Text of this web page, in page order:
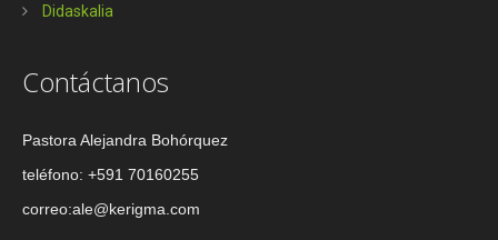
Didaskalia
Contáctanos
Pastora Alejandra Bohórquez
teléfono: +591 70160255
correo:ale@kerigma.com